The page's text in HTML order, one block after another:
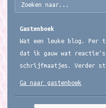
Gastenboek
Wat een leuke blog. Per
dat ik gauw wat
schrijfmaatjes. Verder
Ga naar gastenboek